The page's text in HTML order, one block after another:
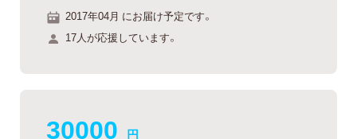
2017年04月 にお届け予定です。
17人が応援しています。
30000 円